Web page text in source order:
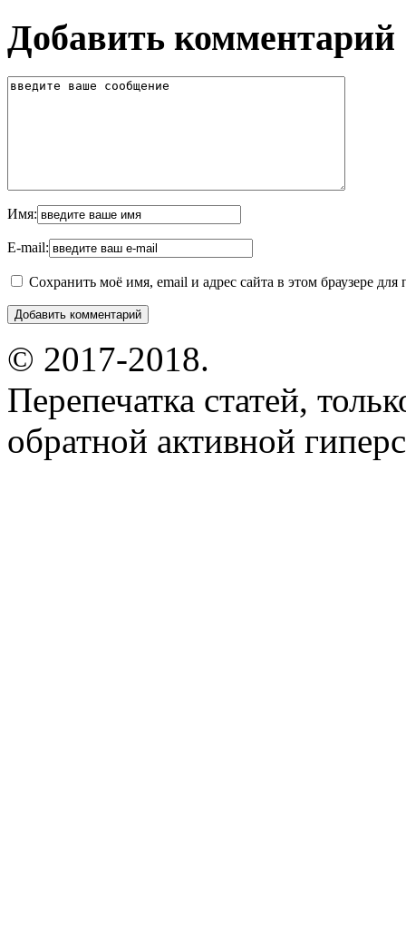
Добавить комментарий
Имя:
E-mail:
Сохранить моё имя, email и адрес сайта в этом браузере
© 2017-2018.
Перепечатка статей,
обратной активной